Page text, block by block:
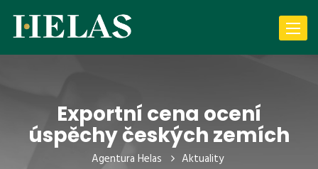
Toggle
Exportní cena ocení
úspěchy českých zemích
Agentura Helas Aktuality